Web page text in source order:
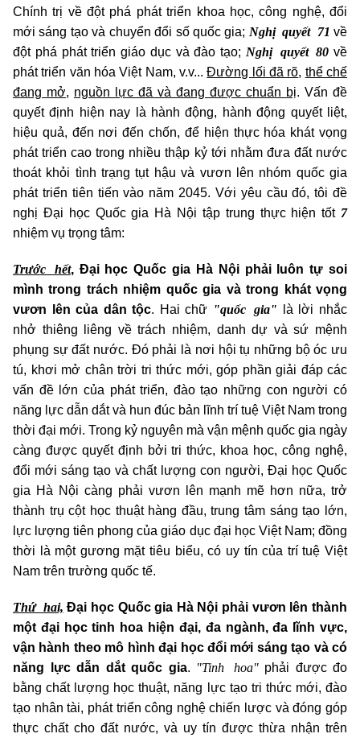
Chính trị về đột phá phát triển khoa học, công nghệ, đổi
mới sáng tạo và chuyển đổi số quốc gia; Nghị quyết 71 về
đột phá phát triển giáo dục và đào tạo; Nghị quyết 80 về
phát triển văn hóa Việt Nam, v.v...Đường lối đã rõ, thể chế
đang mở, nguồn lực đã và đang được chuẩn bị. Vấn đề
quyết định hiện nay là hành động, hành động quyết liệt,
hiệu quả, đến nơi đến chốn, để hiện thực hóa khát vọng
phát triển cao trong nhiều thập kỷ tới nhằm đưa đất nước
thoát khỏi tình trạng tụt hậu và vươn lên nhóm quốc gia
phát triển tiên tiến vào năm 2045. Với yêu cầu đó, tôi đề
nghị Đại học Quốc gia Hà Nội tập trung thực hiện tốt 7
nhiệm vụ trọng tâm:
Trước hết, Đại học Quốc gia Hà Nội phải luôn tự soi
mình trong trách nhiệm quốc gia và trong khát vọng
vươn lên của dân tộc. Hai chữ "quốc gia"
là lời nhắc
nhở thiêng liêng về trách nhiệm, danh dự và sứ mệnh
phụng sự đất nước. Đó phải là nơi hội tụ những bộ óc ưu
tú, khơi mở chân trời tri thức mới, góp phần giải đáp các
vấn đề lớn của phát triển, đào tạo những con người có
năng lực dẫn dắt và hun đúc bản lĩnh trí tuệ Việt Nam trong
thời đại mới. Trong kỷ nguyên mà vận mệnh quốc gia ngày
càng được quyết định bởi tri thức, khoa học, công nghệ,
đổi mới sáng tạo và chất lượng con người, Đại học Quốc
gia Hà Nội càng phải vươn lên mạnh mẽ hơn nữa, trở
thành trụ cột học thuật hàng đầu, trung tâm sáng tạo lớn,
lực lượng tiên phong của giáo dục đại học Việt Nam; đồng
thời là một gương mặt tiêu biểu, có uy tín của trí tuệ Việt
Nam trên trường quốc tế.
Thứ hai, Đại học Quốc gia Hà Nội phải vươn lên thành
một đại học tinh hoa hiện đại, đa ngành, đa lĩnh vực,
vận hành theo mô hình đại học đổi mới sáng tạo và có
năng lực dẫn dắt quốc gia. "Tinh hoa"phải được đo
bằng chất lượng học thuật, năng lực tạo tri thức mới, đào
tạo nhân tài, phát triển công nghệ chiến lược và đóng góp
thực chất cho đất nước, và uy tín được thừa nhận trên